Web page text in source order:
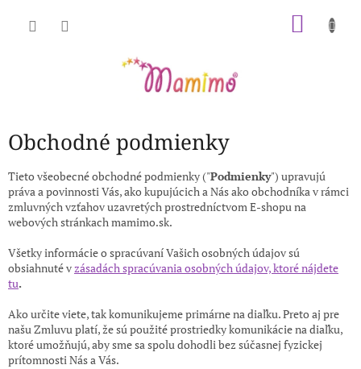
Obchodné podmienky
Tieto všeobecné obchodné podmienky ("Podmienky") upravujú
práva a povinnosti Vás, ako kupujúcich a Nás ako obchodníka v rámci
zmluvných vzťahov uzavretých prostredníctvom E-shopu na
webových stránkach mamimo.sk.
Všetky informácie o spracúvaní Vašich osobných údajov sú
obsiahnuté vzásadách spracúvania osobných údajov, ktoré nájdete
tu.
Ako určite viete, tak komunikujeme primárne na diaľku. Preto aj pre
našu Zmluvu platí, že sú použité prostriedky komunikácie na diaľku,
ktoré umožňujú, aby sme sa spolu dohodli bez súčasnej fyzickej
prítomnosti Nás a Vás.